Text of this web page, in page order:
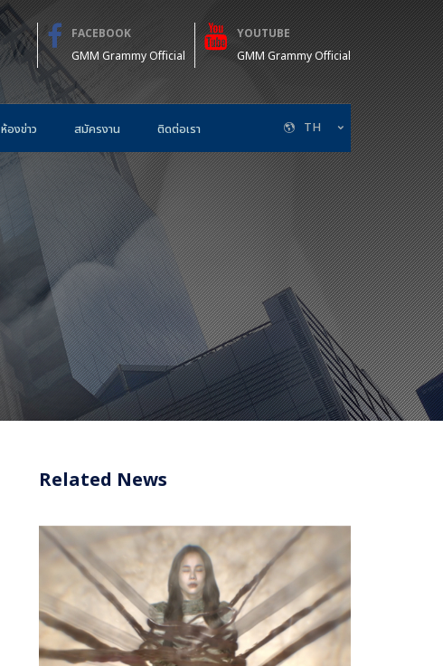
FACEBOOK
GMM Grammy Official
YOUTUBE
GMM Grammy Official
ห้องข่าว สมัครงาน ติดต่อเรา TH
Related News